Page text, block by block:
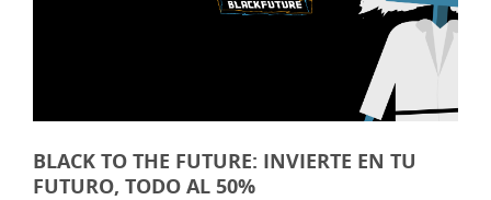
BLACK TO THE FUTURE: INVIERTE EN TU
FUTURO, TODO AL 50%